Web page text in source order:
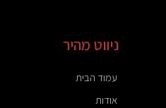
ניווט מהיר
עמוד הבית
אודות